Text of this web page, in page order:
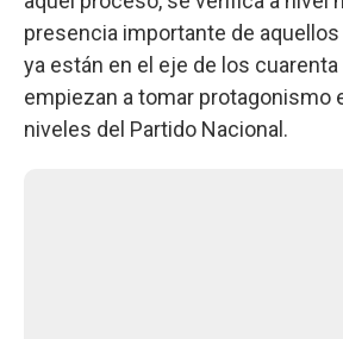
presencia importante de
ya están en el eje de los cuarenta
empiezan a tomar protagonismo
niveles del Partido Nacional.